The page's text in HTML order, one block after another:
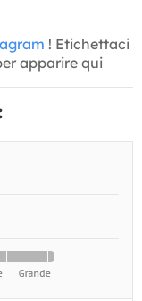
! Etichettaci
apparire qui